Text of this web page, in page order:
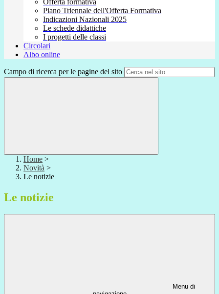
Offerta formativa
Piano Triennale dell'Offerta Formativa
Indicazioni Nazionali 2025
Le schede didattiche
I progetti delle classi
Circolari
Albo online
Campo di ricerca per le pagine del sito
Home >
Novità >
Le notizie
Le notizie
Menu di